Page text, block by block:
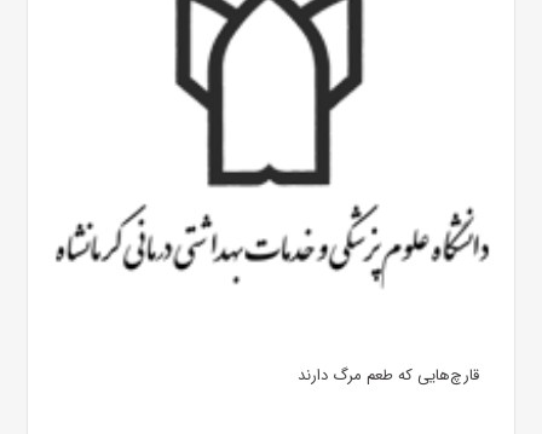
قارچ‌هایی که طعم مرگ دارند